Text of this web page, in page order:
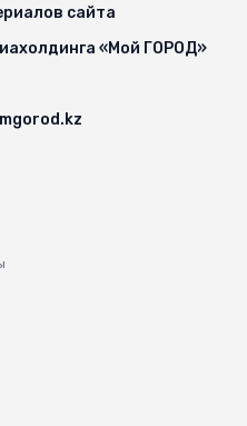
сайта
«Мой ГОРОД»